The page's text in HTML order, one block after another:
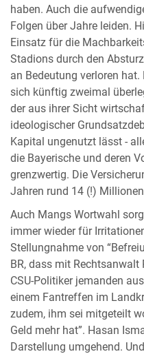
haben. Auch die
Folgen über Jahre leiden.
Einsatz für die
Stadions durch den
an Bedeutung verloren
sich künftig zweimal
der aus ihrer Sicht
ideologischer
Kapital ungenutzt lässt -
die Bayerische und deren
grenzwertig. Die
Jahren rund 14 (!)
Auch Mangs Wortwahl
immer wieder für
Stellungnahme von
BR, dass mit Rechtsanwalt
CSU-Politiker jemanden
einem Fantreffen im
zudem, ihm sei mitgeteilt
Geld mehr hat”. Hasan
Darstellung umgehend.